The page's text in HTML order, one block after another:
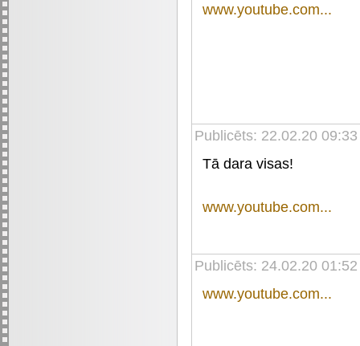
www.youtube.com...
Publicēts: 22.02.20 09:33
Tā dara visas!
www.youtube.com...
Publicēts: 24.02.20 01:52
www.youtube.com...